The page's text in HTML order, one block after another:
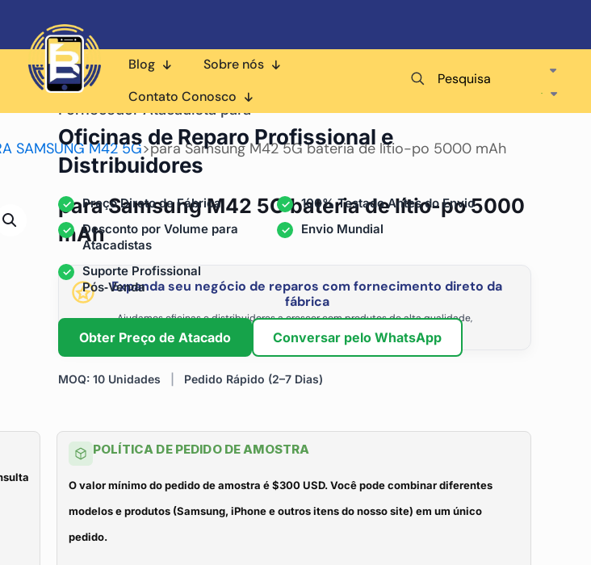
Blog
Sobre nós
Contato Conosco
Pesquisa
SAMSUNG M42 5G>para Samsung M42 5G bateria de lítio-po 5000 mAh
para Samsung M42 5G bateria de lítio-po 5000
mAh
Expanda seu negócio de reparos com fornecimento direto da
fábrica
Ajudamos oficinas e distribuidores a crescer com produtos de alta qualidade,
fornecimento estável e os preços de atacado mais competitivos.
Fornecedor Atacadista para
Oficinas de Reparo Profissional e
Distribuidores
Preço Direto de Fábrica
100% Testado Antes do Envio
Desconto por Volume para
Atacadistas
Envio Mundial
Suporte Profissional
Pós‑Venda
Obter Preço de Atacado Conversar pelo WhatsApp
MOQ: 10 Unidades Pedido Rápido (2–7 Dias)
POLÍTICA DE PEDIDO DE AMOSTRA
O valor mínimo do pedido de amostra é $300 USD. Você pode combinar diferentes
modelos e produtos (Samsung, iPhone e outros itens do nosso site) em um único
pedido.